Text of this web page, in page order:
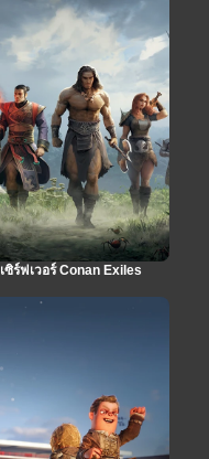
เซิร์ฟเวอร์ Conan Exiles